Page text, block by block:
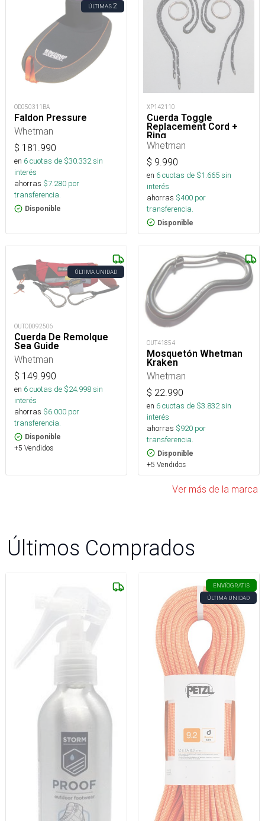
ÚLTIMAS2
OD050311BA
Faldon Pressure
Whetman
$ 181.990
en 6cuotas de $30.332sin
interés
ahorras $7.280 por
transferencia.
Disponible
XP142110
Cuerda Toggle
Replacement Cord +
Ring
Whetman
$ 9.990
en 6cuotas de $1.665sin
interés
ahorras $400 por
transferencia.
Disponible
ÚLTIMA UNIDAD
OUTOD092506
Cuerda De Remolque
Sea Guide
Whetman
$ 149.990
en 6cuotas de $24.998sin
interés
ahorras $6.000 por
transferencia.
Disponible
+5 Vendidos
OUT41854
Mosquetón Whetman
Kraken
Whetman
$ 22.990
en 6cuotas de $3.832sin
interés
ahorras $920 por
transferencia.
Disponible
+5 Vendidos
Ver más de la marca
Últimos Comprados
ENVÍOGRATIS
ÚLTIMA UNIDAD